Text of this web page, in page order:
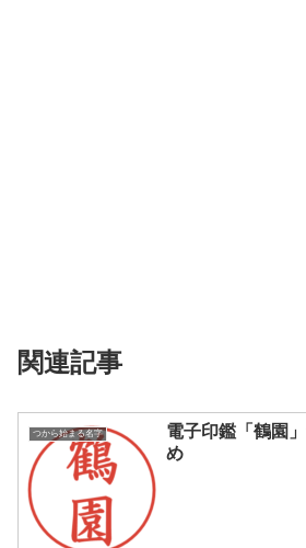
関連記事
つから始まる名字
電子印鑑「鶴園
め